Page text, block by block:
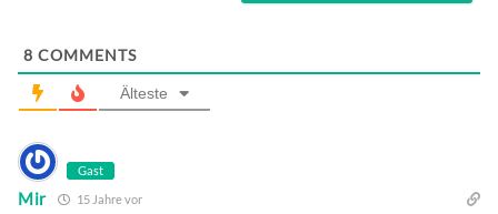
8 COMMENTS
Älteste
Gast
Mir 15 Jahre vor